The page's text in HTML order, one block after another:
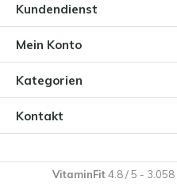
Kundendienst
Mein Konto
Kategorien
Kontakt
VitaminFit4.8/5 - 3.058